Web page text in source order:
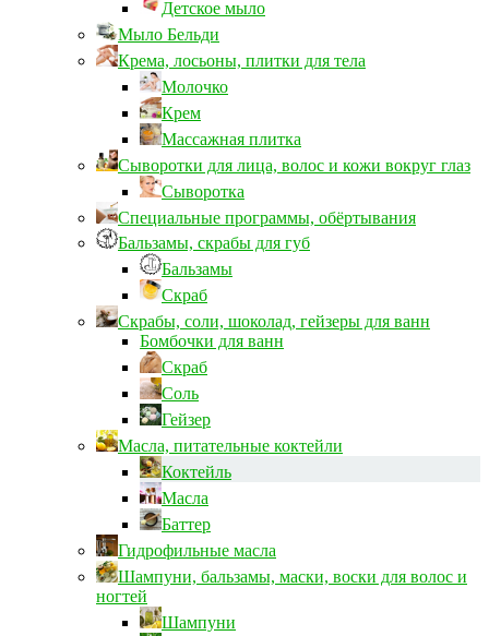
Детское мыло
Мыло Бельди
Крема, лосьоны, плитки для тела
Молочко
Крем
Массажная плитка
Сыворотки для лица, волос и кожи вокруг глаз
Сыворотка
Специальные программы, обёртывания
Бальзамы, скрабы для губ
Бальзамы
Скраб
Скрабы, соли, шоколад, гейзеры для ванн
Бомбочки для ванн
Скраб
Соль
Гейзер
Масла, питательные коктейли
Коктейль
Масла
Баттер
Гидрофильные масла
Шампуни, бальзамы, маски, воски для волос и
ногтей
Шампуни